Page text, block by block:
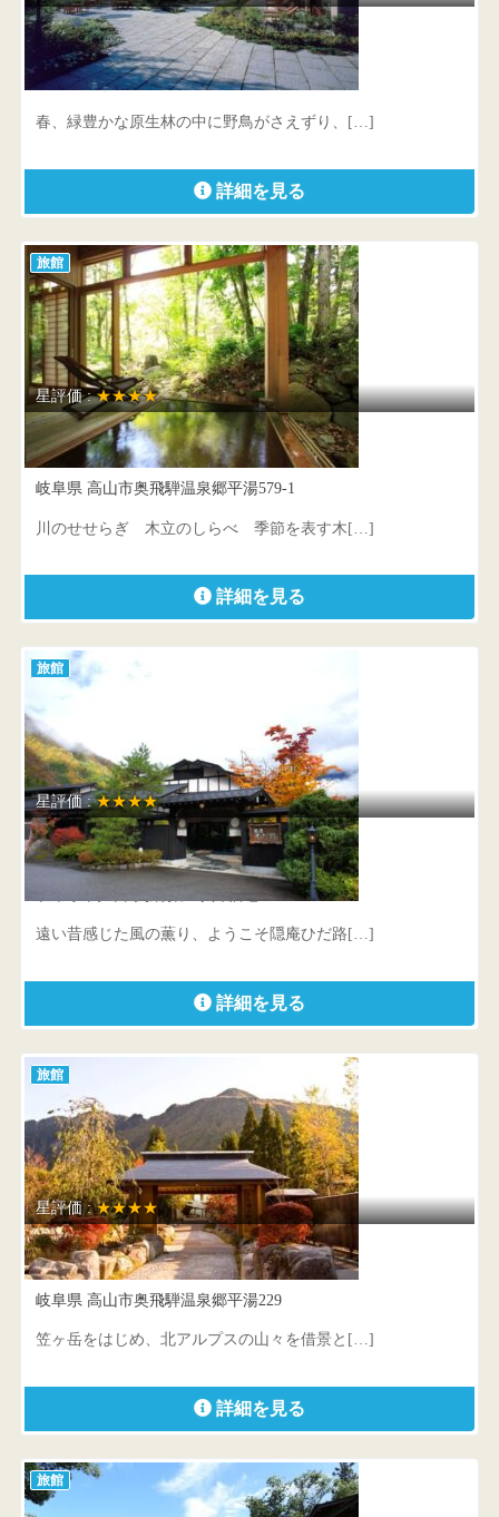
プレジデントリゾート軽井沢
群馬県 吾妻郡長野原町北軽井沢2032-16
春、緑豊かな原生林の中に野鳥がさえずり、[…]
詳細を見る
旅館
星評価 :★★★★
もずも
岐阜県 高山市奥飛騨温泉郷平湯579-1
川のせせらぎ 木立のしらべ 季節を表す木[…]
詳細を見る
旅館
星評価 :★★★★
隠庵 ひだ路
岐阜県 高山市奥飛騨温泉郷福地687
遠い昔感じた風の薫り、ようこそ隠庵ひだ路[…]
詳細を見る
旅館
星評価 :★★★★
匠の宿 深山桜庵
岐阜県 高山市奥飛騨温泉郷平湯229
笠ヶ岳をはじめ、北アルプスの山々を借景と[…]
詳細を見る
旅館